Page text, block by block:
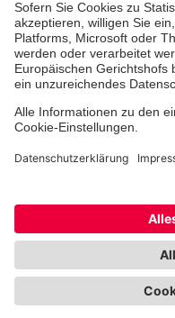
Cookie-Einstellungen
Impressum